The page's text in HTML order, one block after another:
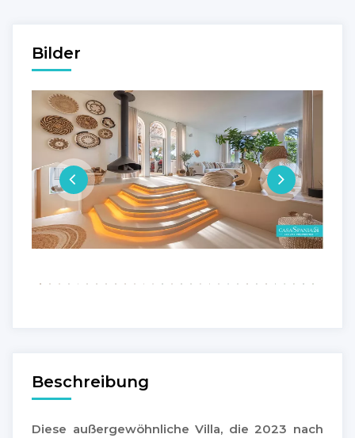
Bilder
Beschreibung
Diese außergewöhnliche Villa, die 2023 nach